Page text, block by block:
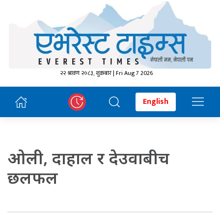
२२ श्रावण २०८३, शुक्रबार | Fri Aug 7 2026
English
ओली, दाहाल र देउवाबीच
छलफल